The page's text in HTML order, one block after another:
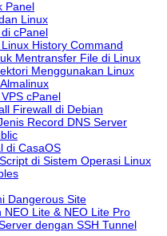
Panel
Linux
cPanel
History Command
Mentransfer File di Linux
Menggunakan Linux
cPanel
Firewall di Debian
Record DNS Server
di CasaOS
di Sistem Operasi Linux
Dangerous Site
Lite & NEO Lite Pro
dengan SSH Tunnel